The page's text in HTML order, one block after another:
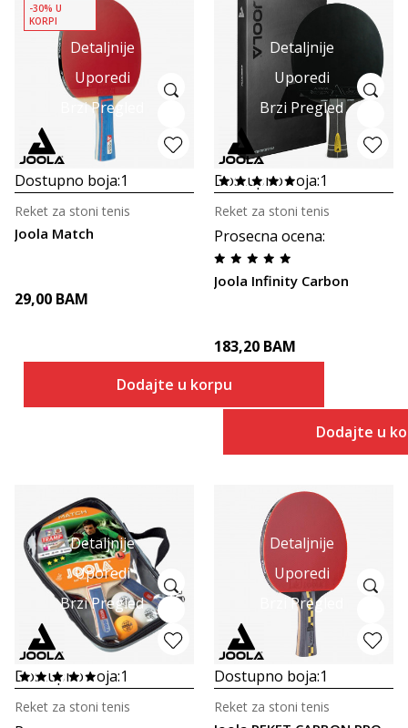
Detaljnije
Uporedi
Brzi Pregled
-30% U
KORPI
Dostupno boja:1
Joola Match
Reket za stoni tenis
29,00 BAM
Dodajte u korpu
Detaljnije
Uporedi
Brzi Pregled
Dostupno boja:1
Prosecna ocena:
Joola Infinity Carbon
Reket za stoni tenis
183,20 BAM
Dodajte u
Detaljnije
Uporedi
Brzi Pregled
Dostupno boja:1
Reket za stoni tenis
Detaljnije
Uporedi
Brzi Pregled
Dostupno boja:1
Reket za stoni tenis